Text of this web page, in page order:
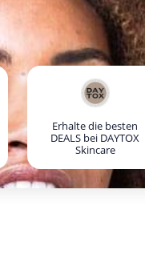
Erhalte die besten
DEALS bei DAYTOX
Skincare